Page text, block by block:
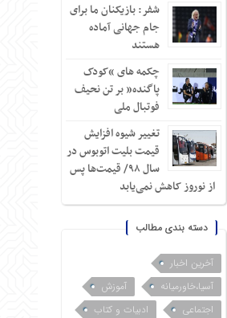
شفر: بازیکنان ما برای
جام جهانی آماده
هستند
چکمه های “کودک
پاگنده” بر تن نحیف
فوتبال ملی
تغییر شیوه افزایش
قیمت بلیت اتوبوس در
سال ۹۸/ قیمت‌ها پس
از نوروز کاهش نمی‌یابد
دسته بندی مطالب
آخرین اخبار
آسیا،خاورمیانه
آموزش
اجتماعی
ادبیات و کتاب